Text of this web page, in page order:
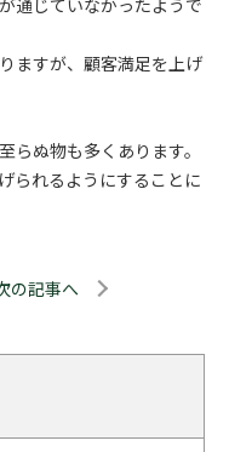
通じていなかったようで
ますが、顧客満足を上げ
らぬ物も多くあります。
られるようにすることに
の記事へ